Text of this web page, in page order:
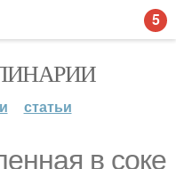
статьи
в соке
5